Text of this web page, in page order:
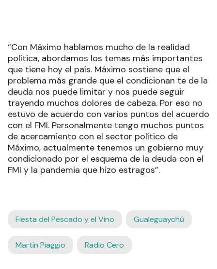
“Con Máximo hablamos mucho de la realidad
política, abordamos los temas más importantes
que tiene hoy el país. Máximo sostiene que el
problema más grande que el condicionan te de la
deuda nos puede limitar y nos puede seguir
trayendo muchos dolores de cabeza. Por eso no
estuvo de acuerdo con varios puntos del acuerdo
con el FMI. Personalmente tengo muchos puntos
de acercamiento con el sector político de
Máximo, actualmente tenemos un gobierno muy
condicionado por el esquema de la deuda con el
FMI y la pandemia que hizo estragos”.
Fiesta del Pescado y el Vino Gualeguaychú
Martín Piaggio Radio Cero